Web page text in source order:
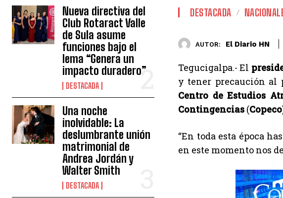
Nueva directiva del
Club Rotaract Valle
de Sula asume
funciones bajo el
lema “Genera un
impacto duradero”
DESTACADA
Una noche
inolvidable: La
deslumbrante unión
matrimonial de
Andrea Jordán y
Walter Smith
DESTACADA
DESTACADA
AUTOR: El Diario HN
Tegucigalpa.- El
y tener precaución al
Centro de Estudios
Contingencias (Copeco
“En toda esta época
en este momento nos